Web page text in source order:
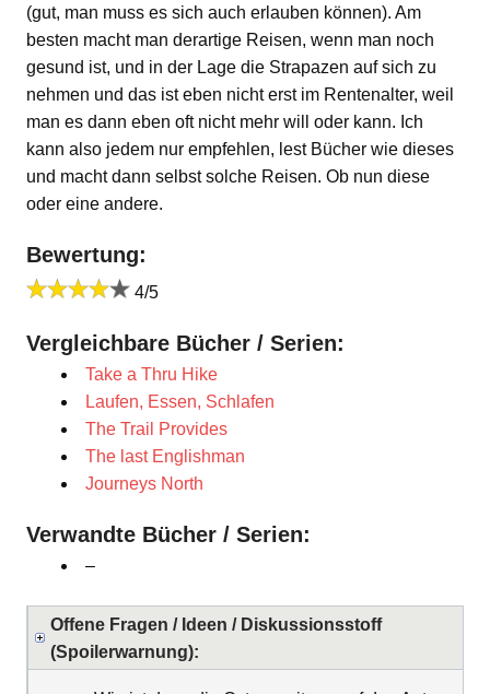
(gut, man muss es sich auch erlauben können). Am
besten macht man derartige Reisen, wenn man noch
gesund ist, und in der Lage die Strapazen auf sich zu
nehmen und das ist eben nicht erst im Rentenalter, weil
man es dann eben oft nicht mehr will oder kann. Ich
kann also jedem nur empfehlen, lest Bücher wie dieses
und macht dann selbst solche Reisen. Ob nun diese
oder eine andere.
Bewertung:
4/5
Vergleichbare Bücher / Serien:
Take a Thru Hike
Laufen, Essen, Schlafen
The Trail Provides
The last Englishman
Journeys North
Verwandte Bücher / Serien:
–
Offene Fragen / Ideen / Diskussionsstoff
(Spoilerwarnung):